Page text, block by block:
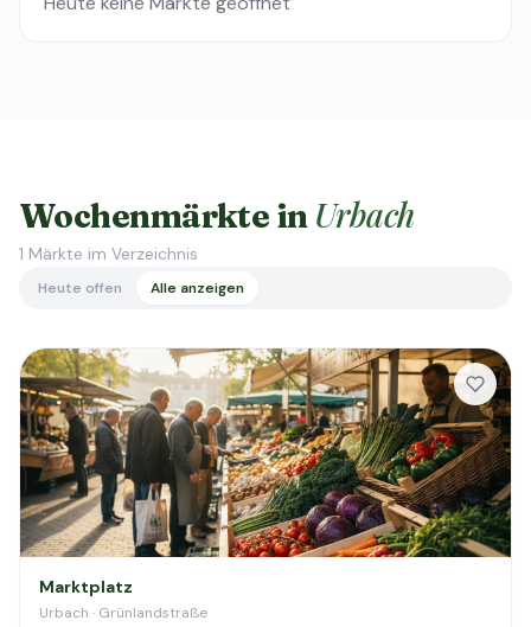
Wochenmärkte in Urbach
1 Märkte im Verzeichnis
Heute offen Alle anzeigen
Marktplatz
Urbach · Grünlandstraße